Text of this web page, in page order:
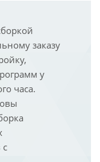
заказу
у
часа.